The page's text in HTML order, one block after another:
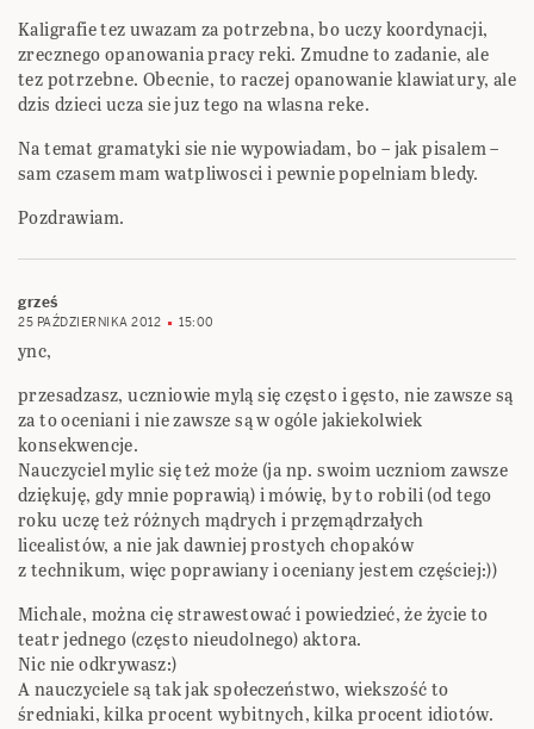
Kaligrafie tez uwazam za potrzebna, bo uczy koordynacji,
zrecznego opanowania pracy reki. Zmudne to zadanie, ale
tez potrzebne. Obecnie, to raczej opanowanie klawiatury, ale
dzis dzieci ucza sie juz tego na wlasna reke.
Na temat gramatyki sie nie wypowiadam, bo – jak pisalem –
sam czasem mam watpliwosci i pewnie popelniam bledy.
Pozdrawiam.
grześ
25 PAŹDZIERNIKA 2012 15:00
ync,
przesadzasz, uczniowie mylą się często i gęsto, nie zawsze są
za to oceniani i nie zawsze są w ogóle jakiekolwiek
konsekwencje.
Nauczyciel mylic się też może (ja np. swoim uczniom zawsze
dziękuję, gdy mnie poprawią) i mówię, by to robili (od tego
roku uczę też różnych mądrych i przęmądrzałych
licealistów, a nie jak dawniej prostych chopaków
z technikum, więc poprawiany i oceniany jestem częściej:))
Michale, można cię strawestować i powiedzieć, że życie to
teatr jednego (często nieudolnego) aktora.
Nic nie odkrywasz:)
A nauczyciele są tak jak społeczeństwo, wiekszość to
średniaki, kilka procent wybitnych, kilka procent idiotów.